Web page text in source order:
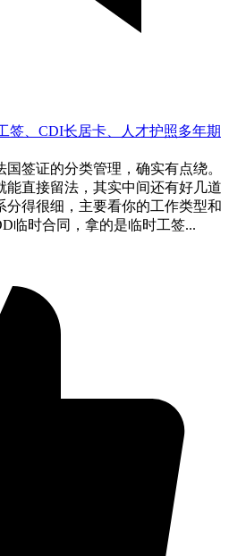
签、CDI长居卡、人才护照多年期
签证的分类管理，确实有点绕。
能直接留法，其实中间还有好几道
分得很细，主要看你的工作类型和
临时合同，拿的是临时工签...